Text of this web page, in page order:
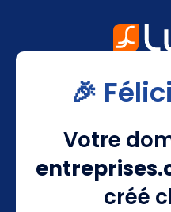
🎉
Votre
créé